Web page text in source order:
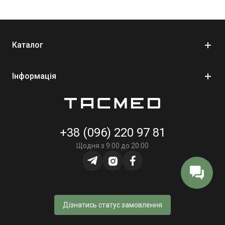
Каталог
Інформація
+38 (096) 220 97 81
Щодня з 9:00 до 20:00
Дізнатись статус замовлення